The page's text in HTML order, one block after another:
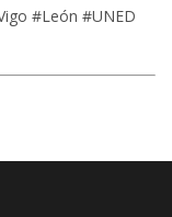
#León #UNED